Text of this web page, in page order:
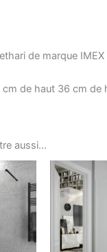
de marque
de haut 36 cm de
aussi…
produit
plusieurs
variations.